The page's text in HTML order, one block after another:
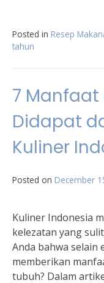
Posted in Resep
tahun
7
Didapat
Kuliner
Posted on December
Kuliner Indonesia
kelezatan yang
Anda bahwa selain
memberikan
tubuh? Dalam